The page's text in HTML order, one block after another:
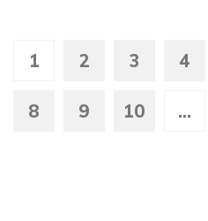
1 2 3 4
8 9 10 ...